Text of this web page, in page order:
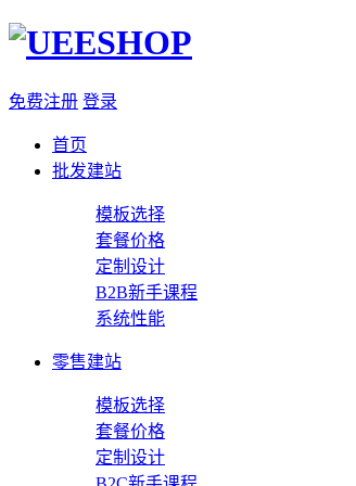
免费注册 登录
首页
批发建站
模板选择
套餐价格
定制设计
B2B新手课程
系统性能
零售建站
模板选择
套餐价格
定制设计